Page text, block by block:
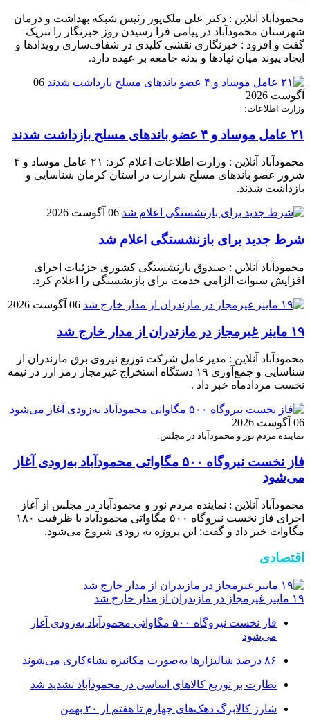
محمودآباد آنلاین : دکتر علی ملک‌پور رئیس شبکه بهداشت و درمان
شهرستان محمودآباد در پیامی فرا رسیدن روز خبرنگار را تبریک
گفت و افزود : خبرنگاری نقشی کلیدی در شفاف‌سازی رویدادها و
ایجاد پیوند میان نهادها و بدنه جامعه بر عهده دارد.
06
آگوست 2026
وزارت اطلاعات:
۲۱ عامل موساد و ۴ عضو باند‌های مسلح بازداشت شدند
محمودآباد آنلاین : وزارت اطلاعات اعلام کرد: ۲۱ عامل موساد و ۴
شرور عضو باند‌های مسلح شرارت در استان کرمان شناسایی و
بازداشت شدند.
06 آگوست 2026
شرط جدید برای بازنشستگی اعلام شد
محمودآباد آنلاین : صندوق بازنشستگی کشوری جزئیات اجرای
افزایش سنوات الزامی خدمت برای بازنشستگی را اعلام کرد.
06 آگوست 2026
۱۹ ماینر غیرمجاز در مازندران از مدار خارج شد
محمودآباد آنلاین : مدیرعامل شرکت توزیع نیروی برق مازندران از
شناسایی و جمع‌آوری ۱۹ دستگاه استخراج غیرمجاز رمز ارز در نیمه
نخست مردادماه خبر داد .
06 آگوست 2026
نماینده مردم نور و محمودآباد در مجلس:
فاز نخست نیروگاه ۵۰۰ مگاواتی محمودآباد به‌زودی آغاز
می‌شود
محمودآباد آنلاین : نماینده مردم نور و محمودآباد در مجلس از آغاز
اجرای فاز نخست نیروگاه ۵۰۰ مگاواتی محمودآباد با ظرفیت ۱۸۰
مگاوات خبر داد و گفت: این پروژه به زودی شروع می‌شود.
اقتصادی
۱۹ ماینر غیرمجاز در مازندران از مدار خارج شد
فاز نخست نیروگاه ۵۰۰ مگاواتی محمودآباد به‌زودی آغاز
می‌شود
۸۶ درصد شالیزارها به‌صورت مکانیزه نشاءکاری می‌شوند
نظارت بر توزیع کالا‌های اساسی در محمودآباد تشدید شد
شارژ کالابرگ دهک‌های چهارم تا هفتم از ۲۰ بهمن